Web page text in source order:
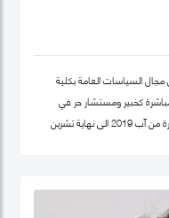
السياسات العامة بكلية
كخبير ومستشار حر في
قضايا الاقتصاد والاستراتيجيات، كما عمل خلال الفترة من آب 2019 الى نهاية تشرين
واستراتيجيات- وشريك مؤسس في